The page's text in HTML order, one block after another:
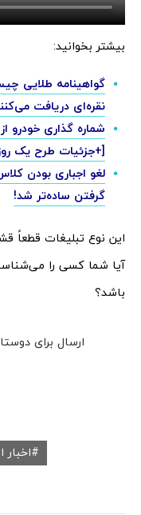
بیشتر بخوانید:
گواهینامه طلایی
نقره‌ای دریافت
شماره گذاری خودرو
[+جزئیات طرح یک
لغو اجباری بودن
گرفتن ساده‌تر شد!
این نوع تبلیغات قطعاً
آیا شما کسی را
باشد؟
ارسال برای
اخبار